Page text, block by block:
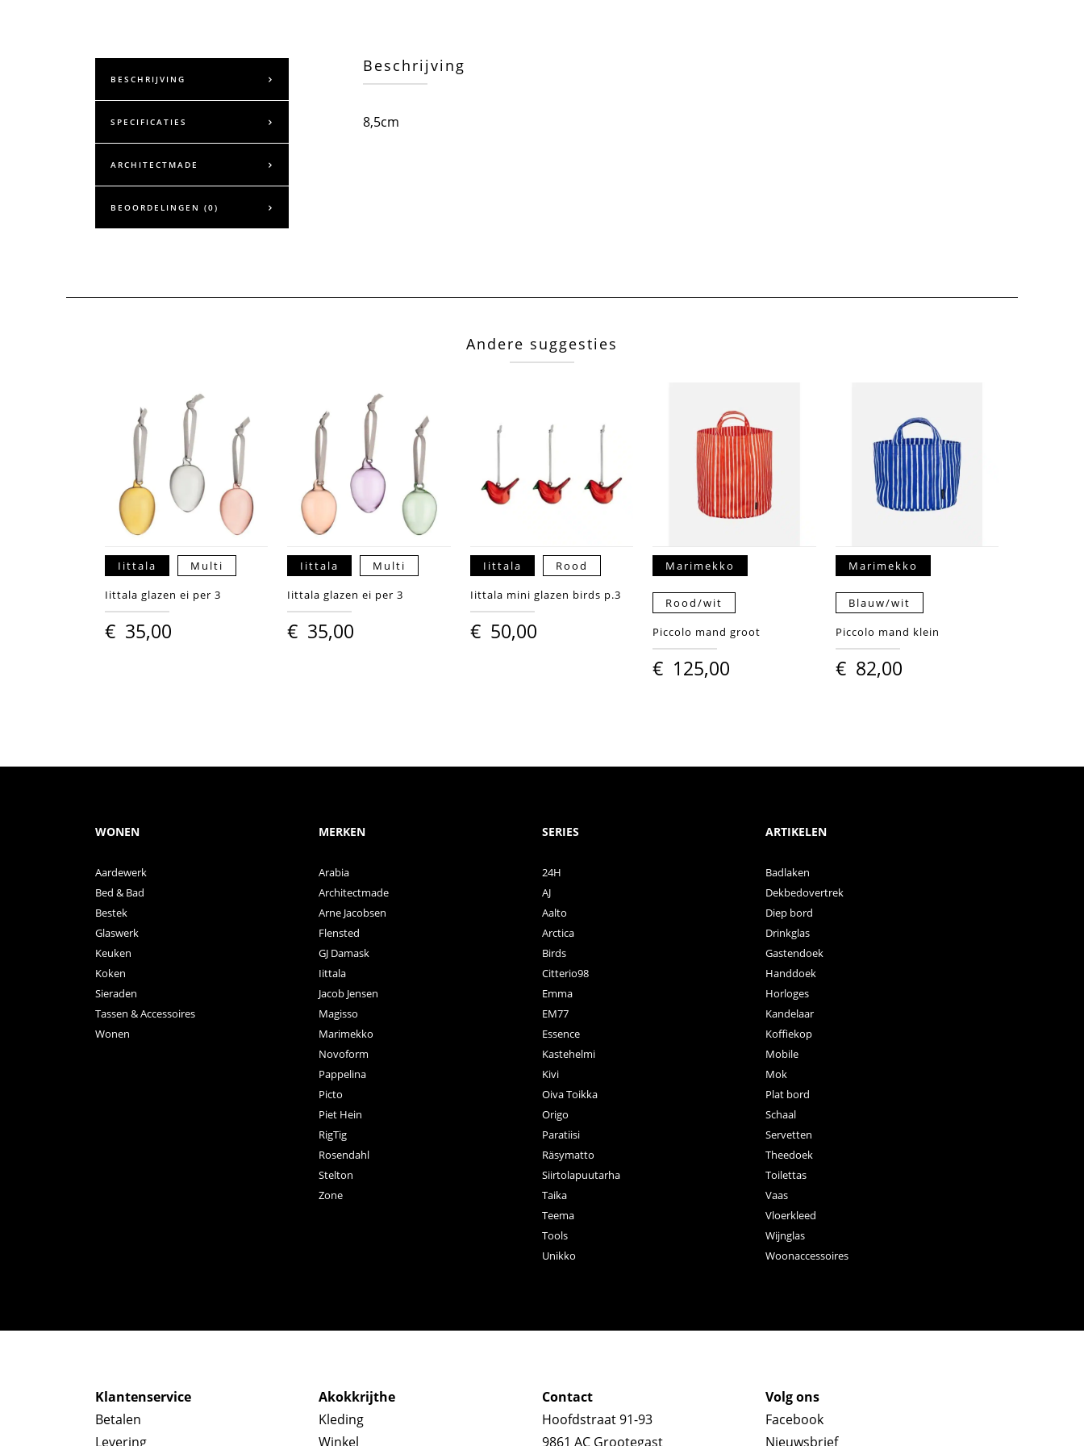
BESCHRIJVING
SPECIFICATIES
ARCHITECTMADE
BEOORDELINGEN (0)
Beschrijving
8,5cm
Andere suggesties
Iittala Multi
Iittala glazen ei per 3
€ 35,00
Iittala Multi
Iittala glazen ei per 3
€ 35,00
Iittala Rood
Iittala mini glazen birds p.3
€ 50,00
Marimekko
Rood/wit
Piccolo mand groot
€ 125,00
Marimekko
Blauw/wit
Piccolo mand klein
€ 82,00
WONEN
Aardewerk
Bed & Bad
Bestek
Glaswerk
Keuken
Koken
Sieraden
Tassen & Accessoires
Wonen
MERKEN
Arabia
Architectmade
Arne Jacobsen
Flensted
GJ Damask
Iittala
Jacob Jensen
Magisso
Marimekko
Novoform
Pappelina
Picto
Piet Hein
RigTig
Rosendahl
Stelton
Zone
SERIES
24H
AJ
Aalto
Arctica
Birds
Citterio98
Emma
EM77
Essence
Kastehelmi
Kivi
Oiva Toikka
Origo
Paratiisi
Räsymatto
Siirtolapuutarha
Taika
Teema
Tools
Unikko
ARTIKELEN
Badlaken
Dekbedovertrek
Diep bord
Drinkglas
Gastendoek
Handdoek
Horloges
Kandelaar
Koffiekop
Mobile
Mok
Plat bord
Schaal
Servetten
Theedoek
Toilettas
Vaas
Vloerkleed
Wijnglas
Woonaccessoires
Klantenservice
Betalen
Levering
Akokkrijthe
Kleding
Winkel
Contact
Hoofdstraat 91-93
9861 AC Grootegast
Volg ons
Facebook
Nieuwsbrief